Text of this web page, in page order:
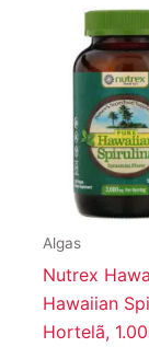
Algas
Nutrex
Hawaiian
Hortelã,